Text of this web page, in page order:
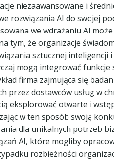
niezaawansowane i
rozwiązania AI do swojej
we wdrażaniu AI
tym, że organizacje
sztucznej inteligencji
mogą integrować
firma zajmująca się
przez dostawców usług
eksplorować otwarte i
w ten sposób swoją
dla unikalnych potrzeb
AI, które mogliby
rozbieżności